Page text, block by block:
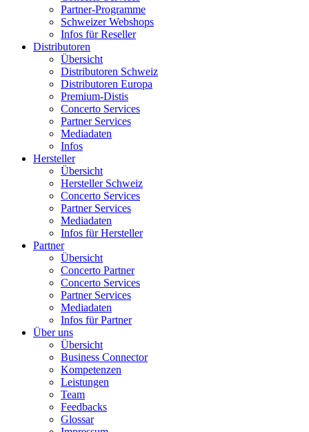
Partner-Programme
Schweizer Webshops
Infos für Reseller
Distributoren
Übersicht
Distributoren Schweiz
Distributoren Europa
Premium-Distis
Concerto Services
Partner Services
Mediadaten
Infos
Hersteller
Übersicht
Hersteller Schweiz
Concerto Services
Partner Services
Mediadaten
Infos für Hersteller
Partner
Übersicht
Concerto Partner
Concerto Services
Partner Services
Mediadaten
Infos für Partner
Über uns
Übersicht
Business Connector
Kompetenzen
Leistungen
Team
Feedbacks
Glossar